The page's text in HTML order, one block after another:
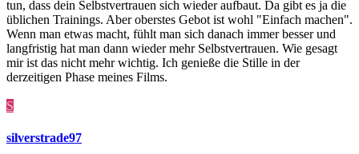
tun, dass dein Selbstvertrauen sich wieder aufbaut. Da gibt es ja die
üblichen Trainings. Aber oberstes Gebot ist wohl "Einfach machen".
Wenn man etwas macht, fühlt man sich danach immer besser und
langfristig hat man dann wieder mehr Selbstvertrauen. Wie gesagt
mir ist das nicht mehr wichtig. Ich genieße die Stille in der
derzeitigen Phase meines Films.
S
silverstrade97